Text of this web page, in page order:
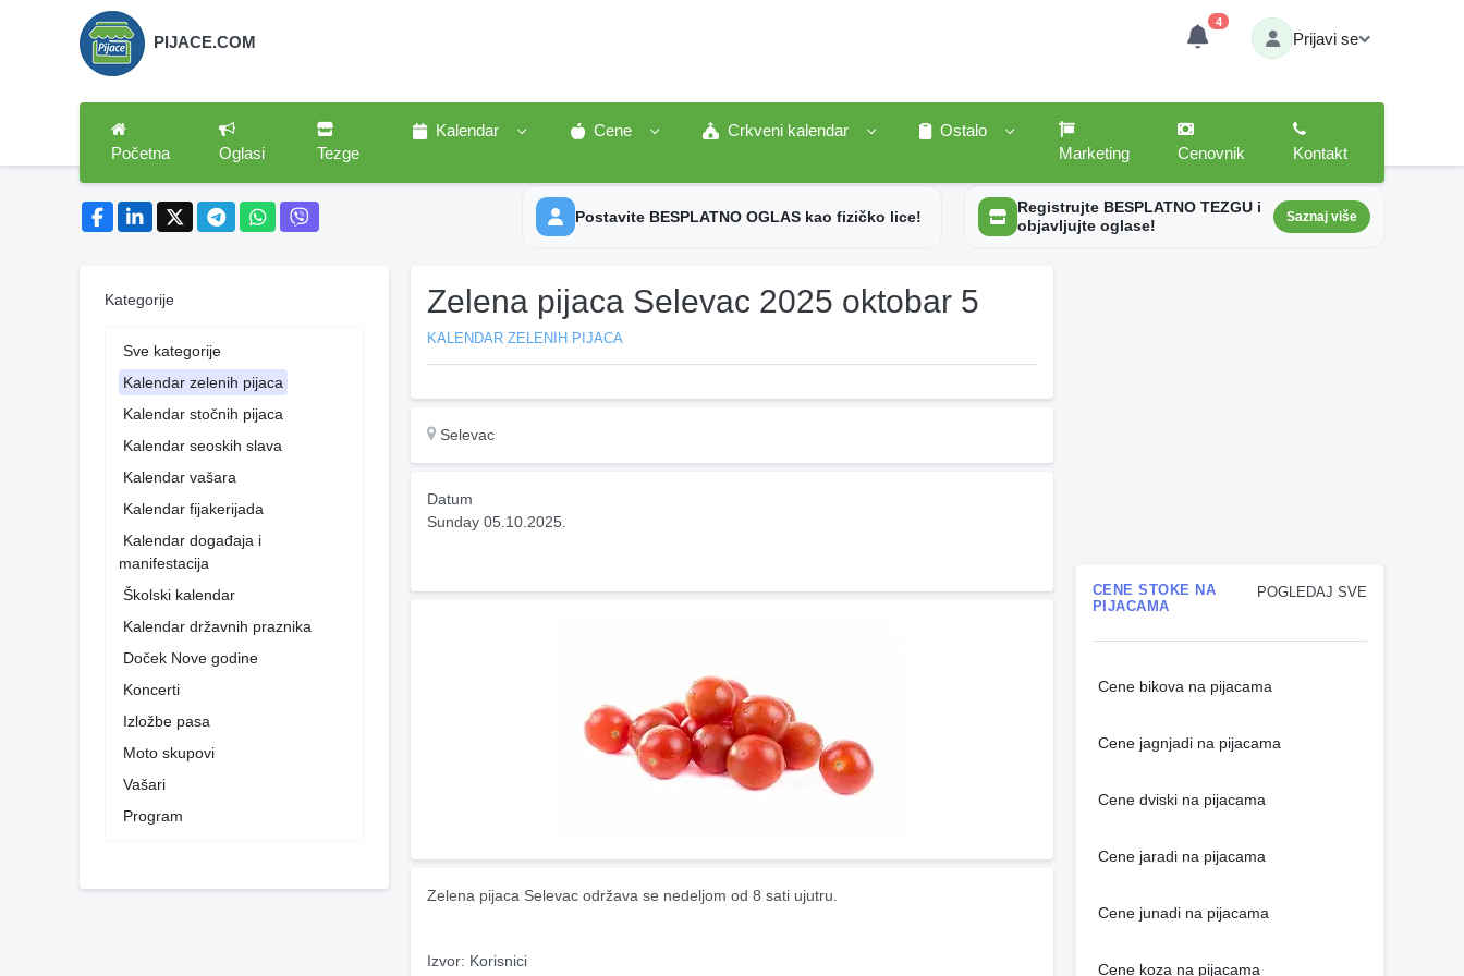
PIJACE.COM
4
Prijavi se
Početna Oglasi Tezge
Kalendar Cene Crkveni kalendar
Ostalo
Marketing
Cenovnik Kontakt
Postavite BESPLATNO OGLAS kao fizičko lice!
Registrujte BESPLATNO TEZGU i
objavljujte oglase!
Saznaj više
Kategorije
Sve kategorije
Kalendar zelenih pijaca
Kalendar stočnih pijaca
Kalendar seoskih slava
Kalendar vašara
Kalendar fijakerijada
Kalendar događaja i
manifestacija
Školski kalendar
Kalendar državnih praznika
Doček Nove godine
Koncerti
Izložbe pasa
Moto skupovi
Vašari
Program
Zelena pijaca Selevac 2025 oktobar 5
KALENDAR ZELENIH PIJACA
Selevac
Datum
Sunday 05.10.2025.
Zelena pijaca Selevac održava se nedeljom od 8 sati ujutru.
Izvor: Korisnici
POGLEDAJ SVE
CENE STOKE NA
PIJACAMA
Cene bikova na pijacama
Cene jagnjadi na pijacama
Cene dviski na pijacama
Cene jaradi na pijacama
Cene junadi na pijacama
Cene koza na pijacama